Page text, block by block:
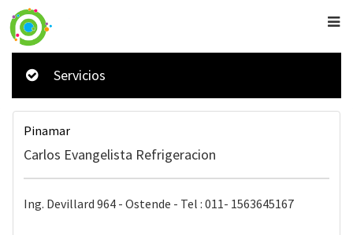
Servicios
Pinamar
Carlos Evangelista Refrigeracion
Ing. Devillard 964 - Ostende - Tel : 011- 1563645167